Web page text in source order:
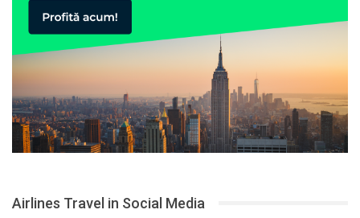
Airlines Travel in Social Media